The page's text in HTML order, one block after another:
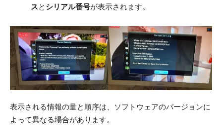
スと シリアル番号が表示されます。
表示される情報の量と順序は、ソフトウェアのバージョンに
よって異なる場合があります。